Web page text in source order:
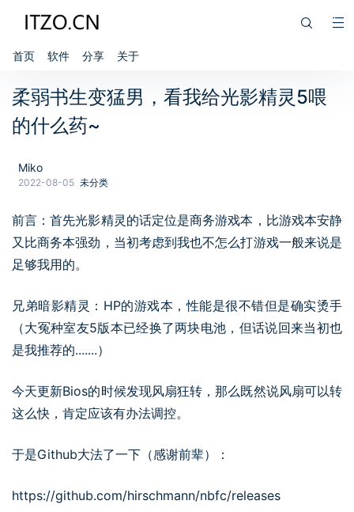
首页 软件 分享 关于
柔弱书生变猛男，看我给光影精灵5喂
的什么药~
Miko
2022-08-05 未分类
前言：首先光影精灵的话定位是商务游戏本，比游戏本安静
又比商务本强劲，当初考虑到我也不怎么打游戏一般来说是
足够我用的。
兄弟暗影精灵：HP的游戏本，性能是很不错但是确实烫手
（大冤种室友5版本已经换了两块电池，但话说回来当初也
是我推荐的.......）
今天更新Bios的时候发现风扇狂转，那么既然说风扇可以转
这么快，肯定应该有办法调控。
于是Github大法了一下（感谢前辈）：
https://github.com/hirschmann/nbfc/releases